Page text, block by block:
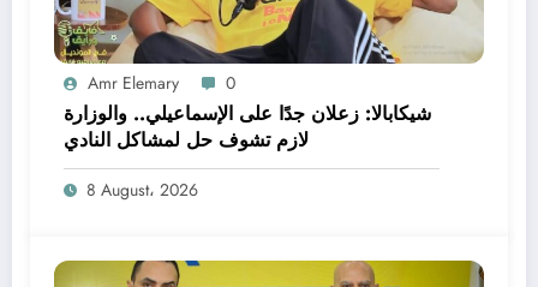
Amr Elemary 0
شيكابالا: زعلان جدًا على الإسماعيلي.. والوزارة
لازم تشوف حل لمشاكل النادي
8 August، 2026